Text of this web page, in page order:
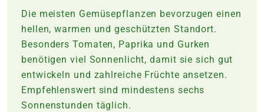
Die meisten Gemüsepflanzen bevorzugen einen
hellen, warmen und geschützten Standort.
Besonders Tomaten, Paprika und Gurken
benötigen viel Sonnenlicht, damit sie sich gut
entwickeln und zahlreiche Früchte ansetzen.
Empfehlenswert sind mindestens sechs
Sonnenstunden täglich.